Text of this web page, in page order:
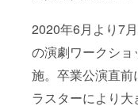
2020年6月より7
の演劇ワークショ
施。卒業公演直前
ラスターにより大